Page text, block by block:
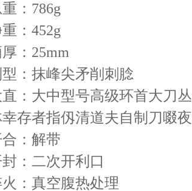
：786g
：452g
：25mm
：抹峰尖矛削刺腍
直：大中型号高级环首大刀丛
存者指仭清道夫自制刀啜夜
：解带
：二次开利口
：真空腹热处理